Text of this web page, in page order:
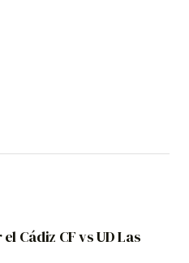
Cádiz CF vs UD Las